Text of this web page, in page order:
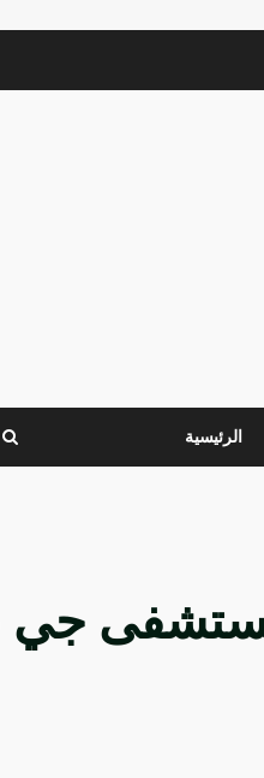
الرئيسية
لمستشفى